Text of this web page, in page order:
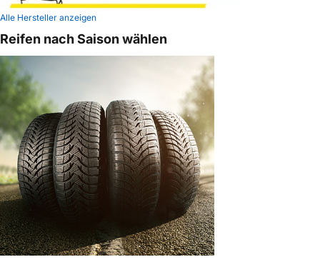
Alle Hersteller anzeigen
Reifen nach Saison wählen